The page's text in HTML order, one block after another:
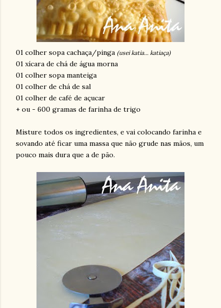
01 colher sopa cachaça/pinga (usei katia... katiaça)
01 xícara de chá de água morna
01 colher sopa manteiga
01 colher de chá de sal
01 colher de café de açucar
+ ou - 600 gramas de farinha de trigo
Misture todos os ingredientes, e vai colocando farinha e
sovando até ficar uma massa que não grude nas mãos, um
pouco mais dura que a de pão.